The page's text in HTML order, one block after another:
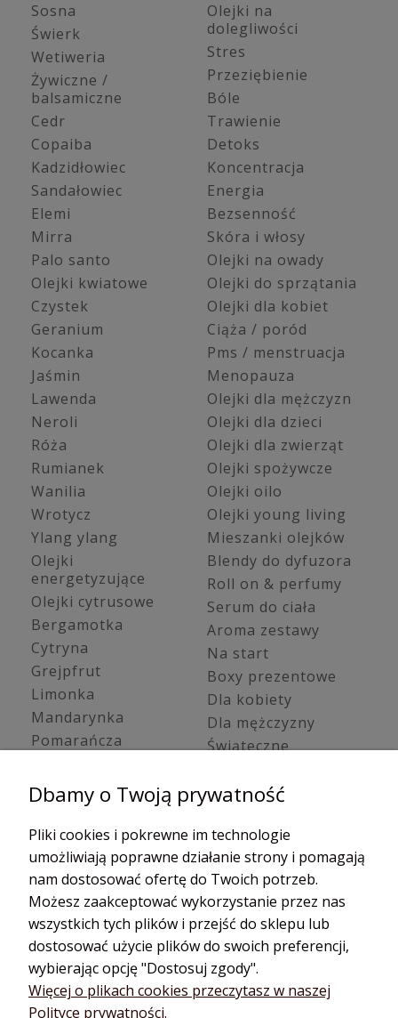
Sosna
Świerk
Wetiweria
Żywiczne /
balsamiczne
Cedr
Copaiba
Kadzidłowiec
Sandałowiec
Elemi
Mirra
Palo santo
Olejki kwiatowe
Czystek
Geranium
Kocanka
Jaśmin
Lawenda
Neroli
Róża
Rumianek
Wanilia
Wrotycz
Ylang ylang
Olejki
energetyzujące
Olejki cytrusowe
Bergamotka
Cytryna
Grejpfrut
Limonka
Mandarynka
Pomarańcza
Olejki ziołowe /
korzenne
Bazylia
Cynamon
Estragon
Gałka muszkatołowa
Golteria
Goździk
Imbir
Kardamon
Kmin
Olejki na
dolegliwości
Stres
Przeziębienie
Bóle
Trawienie
Detoks
Koncentracja
Energia
Bezsenność
Skóra i włosy
Olejki na owady
Olejki do sprzątania
Olejki dla kobiet
Ciąża / poród
Pms / menstruacja
Menopauza
Olejki dla mężczyzn
Olejki dla dzieci
Olejki dla zwierząt
Olejki spożywcze
Olejki oilo
Olejki young living
Mieszanki olejków
Blendy do dyfuzora
Roll on & perfumy
Serum do ciała
Aroma zestawy
Na start
Boxy prezentowe
Dla kobiety
Dla mężczyzny
Świąteczne
Oleje kosmetyczne
Hydrolaty
Dyfuzory do
aromaterapii
Dyfuzory
samochodowe
Aroma biżuteria
Dyfuzory przenośne
Dyfuzory na kabel
Dbamy o Twoją prywatność
Pliki cookies i pokrewne im technologie
umożliwiają poprawne działanie strony i pomagają
nam dostosować ofertę do Twoich potrzeb.
Możesz zaakceptować wykorzystanie przez nas
wszystkich tych plików i przejść do sklepu lub
dostosować użycie plików do swoich preferencji,
wybierając opcję "Dostosuj zgody".
Więcej o plikach cookies przeczytasz w naszej
Polityce prywatności.